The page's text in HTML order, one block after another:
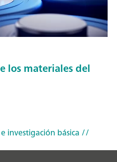
los materiales del
investigación básica //